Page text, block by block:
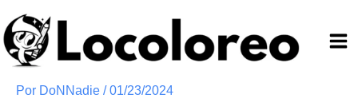
al
contenido
Por DoNNadie /01/23/2024